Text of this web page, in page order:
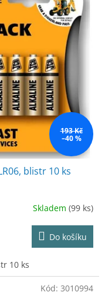
193 Kč
–40 %
blistr 10 ks
Skladem (99 ks)
Do košíku
10 ks
Kód: 3010994